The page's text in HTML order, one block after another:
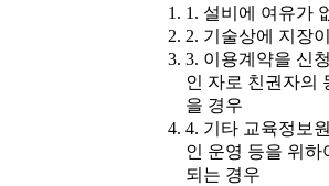
1. 설비에 여유가
2. 기술상에 지장
3. 이용계약을 신
인 자로 친권자의
을 경우
4. 기타 교육정보
인 운영 등을 위하
되는 경우